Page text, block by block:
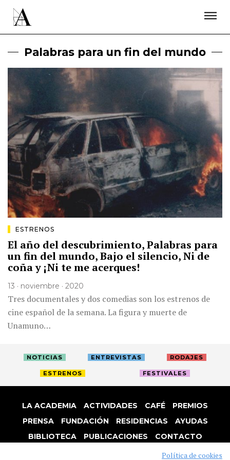
Palabras para un fin del mundo
ESTRENOS
El año del descubrimiento, Palabras para
un fin del mundo, Bajo el silencio, Ni de
coña y ¡Ni te me acerques!
13 · noviembre · 2020
Tres documentales y dos comedias son los estrenos de
cine español de la semana. La figura y muerte de
Unamuno…
NOTICIAS ENTREVISTAS RODAJES
ESTRENOS FESTIVALES
LA ACADEMIA ACTIVIDADES CAFÉ
PREMIOS
PRENSA
FUNDACIÓN RESIDENCIAS
AYUDAS
BIBLIOTECA
PUBLICACIONES
CONTACTO
COOKIES
ÚNETE A LA ACADEMIA DE CINE
PRENSA
NEWSLETTER
Política de cookies